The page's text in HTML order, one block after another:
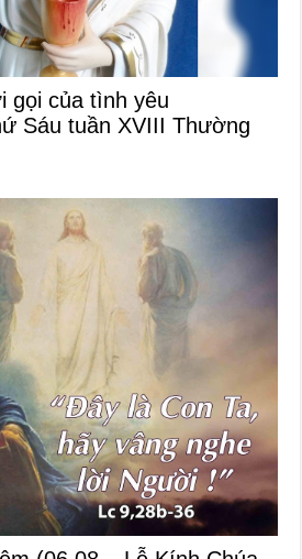
gọi của tình yêu
Sáu tuần XVIII Thường